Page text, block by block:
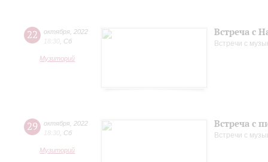
22 октября 2022
18:30 Сб
Музиторий
Встреча с
Встречи с
29 октября 2022
18:30 Сб
Музиторий
Встреча с
Встречи с